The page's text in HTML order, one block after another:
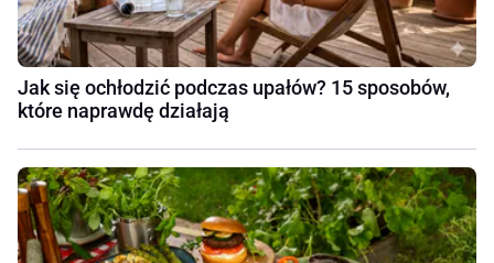
Jak się ochłodzić podczas upałów? 15 sposobów,
które naprawdę działają